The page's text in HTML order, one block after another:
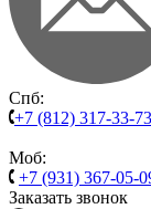
Спб:
+7 (812) 317-33-73
Моб:
+7 (931) 367-05-
Заказать звонок